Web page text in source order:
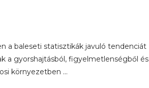
a baleseti statisztikák javuló tendenciát
a gyorshajtásból, figyelmetlenségből és
környezetben …